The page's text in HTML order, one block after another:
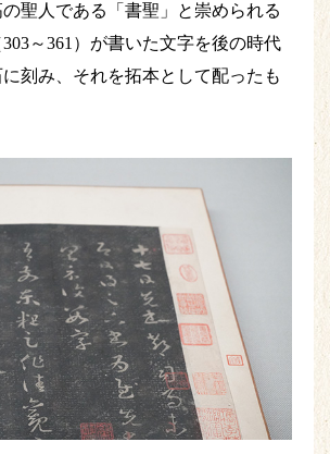
聖人である「書聖」と崇められる
～361）が書いた文字を後の時代
刻み、それを拓本として配ったも